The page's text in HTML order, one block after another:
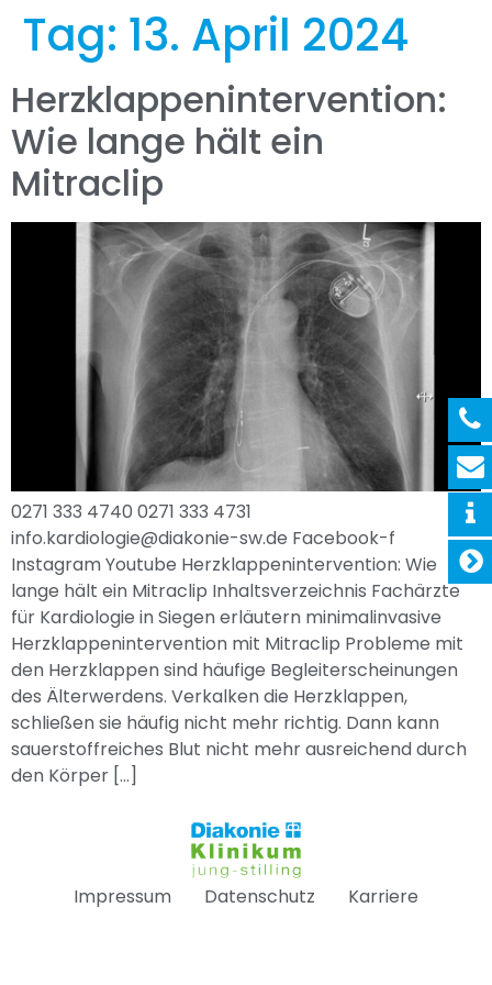
Tag: 13. April 2024
Herzklappenintervention:
Wie lange hält ein
Mitraclip
0271 333 4740 0271 333 4731
info.kardiologie@diakonie-sw.de Facebook-f
Instagram Youtube Herzklappenintervention: Wie
lange hält ein Mitraclip Inhaltsverzeichnis Fachärzte
für Kardiologie in Siegen erläutern minimalinvasive
Herzklappenintervention mit Mitraclip Probleme mit
den Herzklappen sind häufige Begleiterscheinungen
des Älterwerdens. Verkalken die Herzklappen,
schließen sie häufig nicht mehr richtig. Dann kann
sauerstoffreiches Blut nicht mehr ausreichend durch
den Körper […]
Impressum Datenschutz Karriere